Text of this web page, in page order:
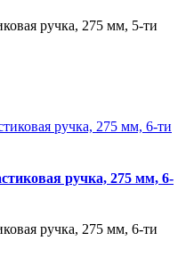
ручка, 275 мм, 5-ти
ручка, 275 мм, 6-
ручка, 275 мм, 6-ти